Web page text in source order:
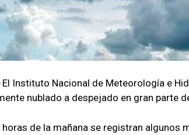
El Instituto Nacional de Meteorología e
nublado a despejado en gran parte
de la mañana se registran algunos